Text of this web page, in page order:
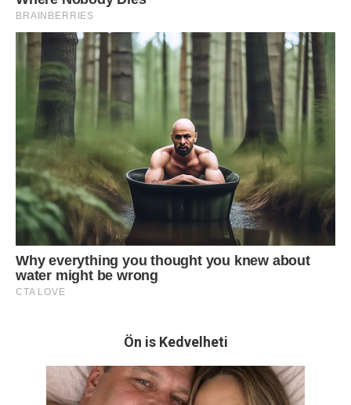
Ön is Kedvelheti